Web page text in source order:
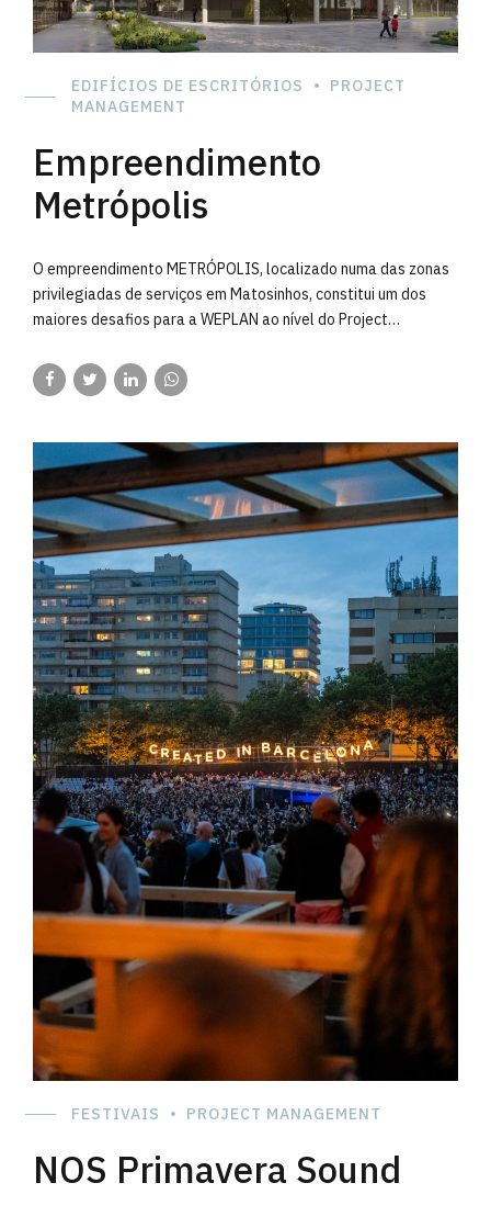
EDIFÍCIOS DE ESCRITÓRIOS
PROJECT
MANAGEMENT
Empreendimento
Metrópolis
O empreendimento METRÓPOLIS, localizado numa das zonas
privilegiadas de serviços em Matosinhos, constitui um dos
maiores desafios para a WEPLAN ao nível do Project
integral da antiga fabrica, localizada na frente da Av. da
Senhora da Hora, que comporta cerca de 3.400 m2 de área de
Edifícios novos de Escritórios de Co-living numa área total
aproximada de 20.000m2. O Projeto, que constituirá um
“cluster” emblemático ao nível de serviços, numa área de
Matosinhos que já está fortemente consolidada, é da autoria
da JCC Arquitecto. Destaca-se a proximidade à estação de
Metro, ao Norteshopping, ao Instituto CUF, ao Porto Business
School e a outros edifícios e empreendimentos de serviços
semelhantes. A WEPLAN está encarregue de todo o processo
de Gestão de Projeto, Implementação da Obra e
Monitorização do processo de construção do inicio ao fim,
representando assim um dos processos de Project
Management mais importantes para empresa, tendo em
conta a escala, a qualidade e a projeção deste desafio,
sustentado numa confiança absoluta com Promotor.
FESTIVAIS PROJECT MANAGEMENT
NOS Primavera Sound